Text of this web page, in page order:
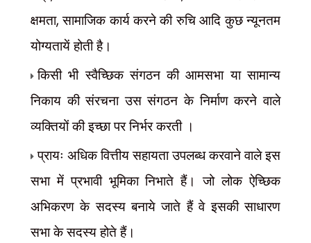
क्षमता,सामाजिक कार्य करने की रुचि आदि कुछ न्यूनतम
योग्यतायें होती है।
किसी भी स्वैच्छिक संगठन की आमसभा या सामान्य
निकाय की संरचना उस संगठन के निर्माण करने वाले
व्यक्तियों की इच्छा पर निर्भर करती ।
प्रायः अधिक वित्तीय सहायता उपलब्ध करवाने वाले इस
सभा में प्रभावी भूमिका निभाते हैं। जो लोक ऐच्छिक
अभिकरण के सदस्य बनाये जाते हैं वे इसकी साधारण
सभा के सदस्य होते हैं।